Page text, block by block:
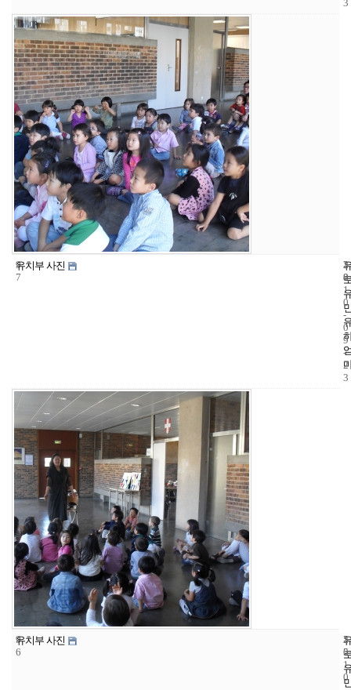
3
9
7
유치부 사진
3
8
2
0
1
0
-
0
9
-
2
3
9
6
유치부 사진
5
5
2
0
1
0